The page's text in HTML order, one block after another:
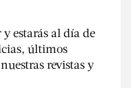
estarás al día de
últimos
revistas y